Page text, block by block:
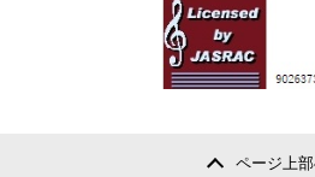
ページ上